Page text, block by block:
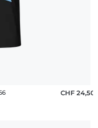
CHF 24,50